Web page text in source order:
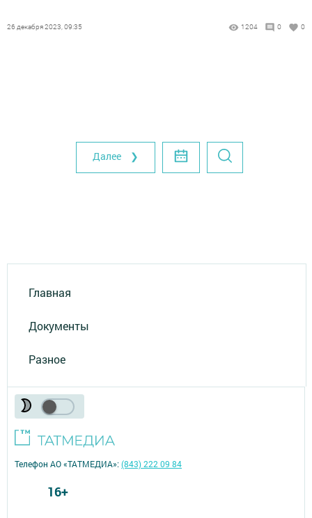
26 декабря 2023, 09:35 1204 0 0
Далее ❯
Главная
Документы
Разное
Телефон АО «ТАТМЕДИА»:(843) 222 09 84
16+